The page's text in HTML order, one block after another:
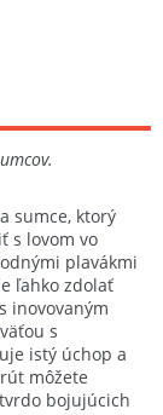
sumce, ktorý
s lovom vo
plavákmi
ľahko zdolať
inovovaným
s
istý úchop a
môžete
bojujúcich